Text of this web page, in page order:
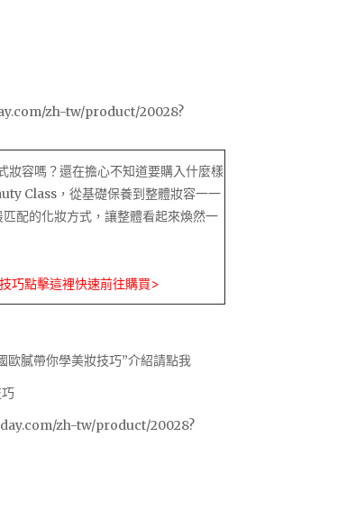
zh-tw/product/20028?
妝容嗎？還在擔心不知道要購入什麼樣
Class，從基礎保養到整體妝容一一
配的化妝方式，讓整體看起來煥然一
巧點擊這裡快速前往購買>
膩帶你學美妝技巧”介紹請點我
zh-tw/product/20028?